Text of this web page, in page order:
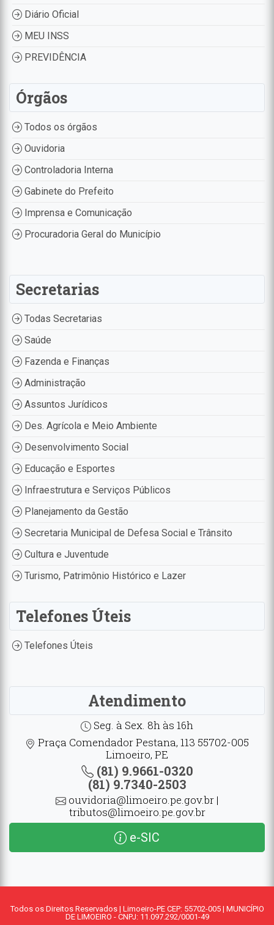
Diário Oficial
MEU INSS
PREVIDÊNCIA
Órgãos
Todos os órgãos
Ouvidoria
Controladoria Interna
Gabinete do Prefeito
Imprensa e Comunicação
Procuradoria Geral do Município
Secretarias
Todas Secretarias
Saúde
Fazenda e Finanças
Administração
Assuntos Jurídicos
Des. Agrícola e Meio Ambiente
Desenvolvimento Social
Educação e Esportes
Infraestrutura e Serviços Públicos
Planejamento da Gestão
Secretaria Municipal de Defesa Social e Trânsito
Cultura e Juventude
Turismo, Patrimônio Histórico e Lazer
Telefones Úteis
Telefones Úteis
Atendimento
Seg. à Sex. 8h às 16h
Praça Comendador Pestana, 113 55702-005
Limoeiro, PE
(81) 9.9661-0320
(81) 9.7340-2503
ouvidoria@limoeiro.pe.gov.br |
tributos@limoeiro.pe.gov.br
e-SIC
Todos os Direitos Reservados | Limoeiro-PE CEP: 55702-005 | MUNICÍPIO
DE LIMOEIRO - CNPJ: 11.097.292/0001-49